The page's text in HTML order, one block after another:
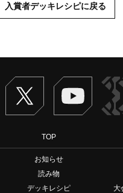
入賞者デッキレシピに戻る
Twitter ヴァン
TOP
お知らせ
読み物
デッキレシピ
大